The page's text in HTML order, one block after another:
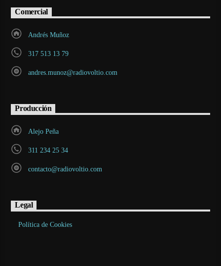
Comercial
Andrés Muñoz
317 513 13 79
andres.munoz@radiovoltio.com
Producción
Alejo Peña
311 234 25 34
contacto@radiovoltio.com
Legal
Política de Cookies